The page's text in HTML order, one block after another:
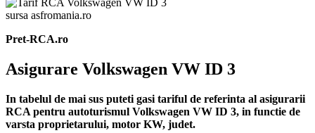
sursa asfromania.ro
Pret-RCA.ro
Asigurare Volkswagen VW ID 3
In tabelul de mai sus puteti gasi tariful de referinta al asigurarii
RCA pentru autoturismul Volkswagen VW ID 3, in functie de
varsta proprietarului, motor KW, judet.